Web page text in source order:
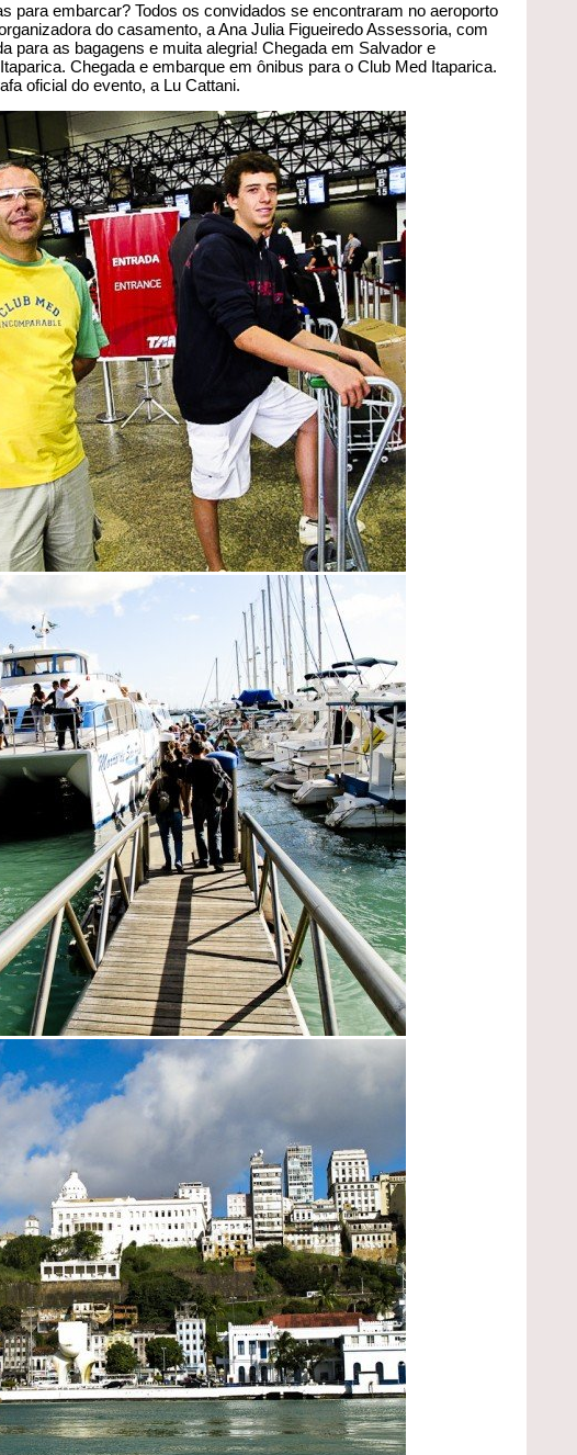
para embarcar? Todos os convidados se encontraram no aeroporto
do casamento, a Ana Julia Figueiredo Assessoria, com
para as bagagens e muita alegria! Chegada em Salvador e
Chegada e embarque em ônibus para o Club Med Itaparica.
oficial do evento, a Lu Cattani.